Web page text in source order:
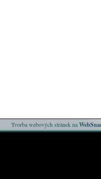
Tvorba webových stránek na